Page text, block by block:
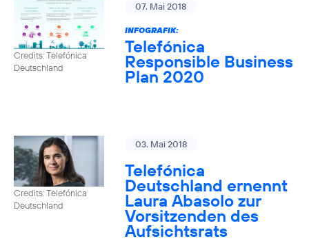
Credits: Telefónica
Deutschland
07. Mai 2018
INFOGRAFIK:
Telefónica
Responsible Business
Plan 2020
Credits: Telefónica
Deutschland
03. Mai 2018
Telefónica
Deutschland ernennt
Laura Abasolo zur
Vorsitzenden des
Aufsichtsrats